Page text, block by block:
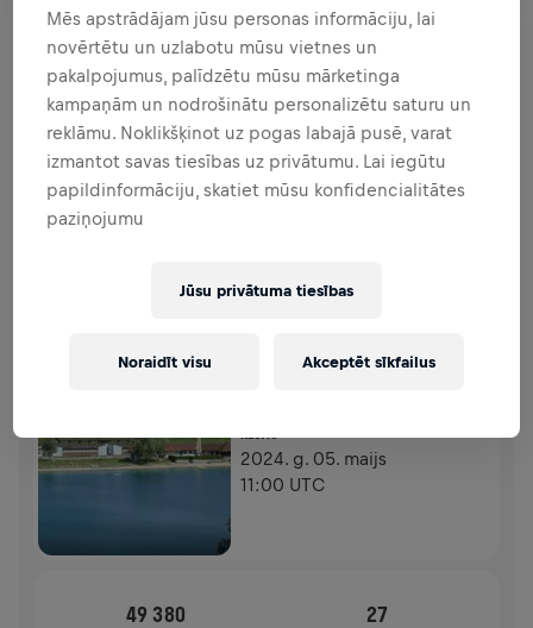
LĪDZEKĻU VĀKŠANAS PĀRSKATS
0,00 $ SAVĀKTI NO 0,00 $ MĒRĶIS
FUNDRAISING ZIEDOT
Ziedo, lai radītu pārmaiņas! 100% no tava ziedojuma
tiks novirzīti mugurkaula smadzeņu izpētei.
2024. g. 05. maijs
11:00 UTC
49 380 27
Mēs apstrādājam jūsu personas informāciju, lai
novērtētu un uzlabotu mūsu vietnes un
pakalpojumus, palīdzētu mūsu mārketinga
kampaņām un nodrošinātu personalizētu saturu un
reklāmu. Noklikšķinot uz pogas labajā pusē, varat
izmantot savas tiesības uz privātumu. Lai iegūtu
papildinformāciju, skatiet mūsu konfidencialitātes
paziņojumu
Jūsu privātuma tiesības
Noraidīt visu Akceptēt sīkfailus